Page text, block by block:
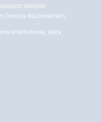
sklepów
Dworze Mazowieckim
internetowej, która